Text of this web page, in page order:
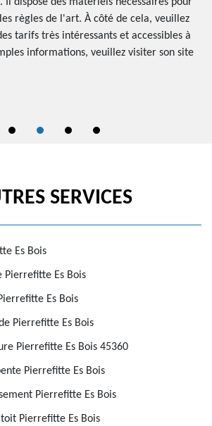
règles de l'art. À côté de cela, veuillez
tarifs très intéressants et accessibles à
informations, veuillez visiter son site
SERVICES
Es Bois
Pierrefitte Es Bois
Es Bois
Pierrefitte Es Bois
Pierrefitte Es Bois 45360
Pierrefitte Es Bois
Pierrefitte Es Bois
Pierrefitte Es Bois